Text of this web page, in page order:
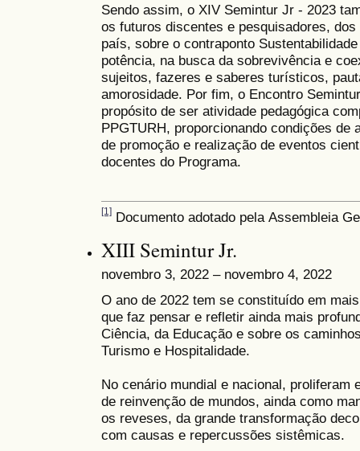
Sendo assim, o XIV Semintur Jr - 2023
os futuros discentes e pesquisadores,
país, sobre o contraponto
potência, na busca da sobrevivência e
sujeitos, fazeres e saberes turísticos,
amorosidade. Por fim, o Encontro
propósito de ser atividade pedagógica
PPGTURH, proporcionando condições de
de promoção e realização de eventos
docentes do Programa.
[1] Documento adotado pela Assembleia
XIII Semintur Jr.
novembro 3, 2022 – novembro 4, 2022
O ano de 2022 tem se constituído em
que faz pensar e refletir ainda mais
Ciência, da Educação e sobre os
Turismo e Hospitalidade.
No cenário mundial e nacional, proliferam
de reinvenção de mundos, ainda como
os reveses, da grande transformação
com causas e repercussões sistêmicas.